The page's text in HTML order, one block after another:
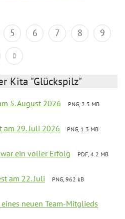
5 6 7 8
9
Kita "Glückspilz"
5. August 2026
PNG, 2.5 MB
am 29. Juli 2026
PNG, 1.3 MB
ein voller Erfolg
PDF, 4.2 MB
am 22. Juli
PNG, 962 kB
neuen Team-Mitglieds